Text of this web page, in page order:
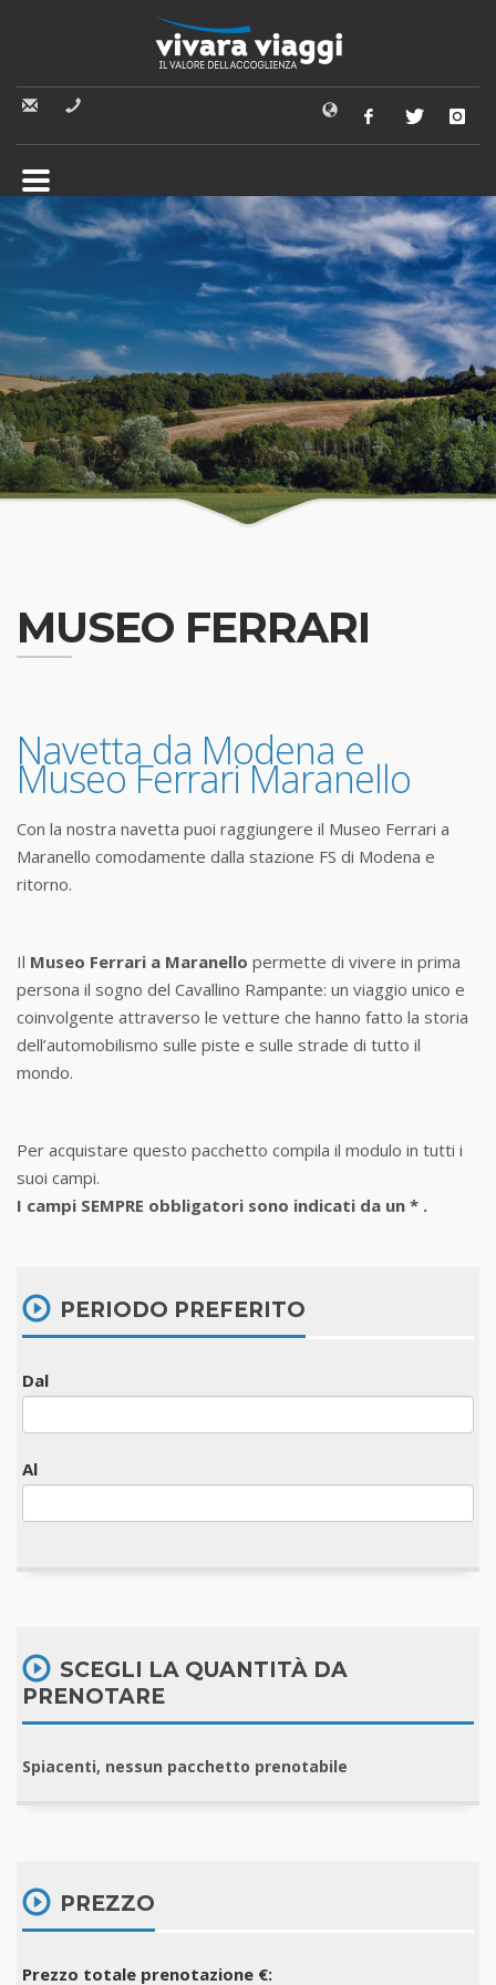
MUSEO FERRARI
Navetta da Modena e
Museo Ferrari Maranello
Con la nostra navetta puoi raggiungere il Museo Ferrari a
Maranello comodamente dalla stazione FS di Modena e
ritorno.
Il Museo Ferrari a Maranello permette di vivere in prima
persona il sogno del Cavallino Rampante: un viaggio unico e
coinvolgente attraverso le vetture che hanno fatto la storia
dell’automobilismo sulle piste e sulle strade di tutto il
mondo.
Per acquistare questo pacchetto compila il modulo in tutti i
suoi campi.
I campi SEMPRE obbligatori sono indicati da un * .
PERIODO PREFERITO
Dal
Al
SCEGLI LA QUANTITÀ DA
PRENOTARE
Spiacenti, nessun pacchetto prenotabile
PREZZO
Prezzo totale prenotazione €: